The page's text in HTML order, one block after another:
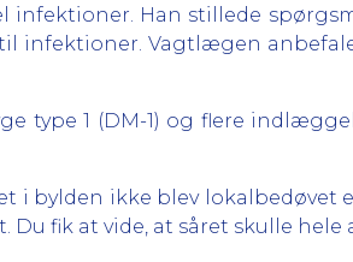
Han stillede
infektioner. Vagtlægen
type 1 (DM-1) og flere
i bylden ikke blev
fik at vide, at såret skulle hele